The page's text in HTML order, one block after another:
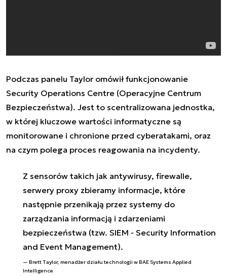
Podczas panelu Taylor omówił funkcjonowanie
Security Operations Centre (Operacyjne Centrum
Bezpieczeństwa). Jest to scentralizowana jednostka,
w której kluczowe wartości informatyczne są
monitorowane i chronione przed cyberatakami, oraz
na czym polega proces reagowania na incydenty.
Z sensorów takich jak antywirusy, firewalle,
serwery proxy zbieramy informacje, które
następnie przenikają przez systemy do
zarządzania informacją i zdarzeniami
bezpieczeństwa (tzw. SIEM - Security Information
and Event Management).
Brett Taylor, menadżer działu technologii w BAE Systems Applied
Intelligence